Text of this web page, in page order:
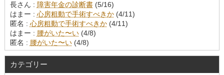
長さん : 障害年金の診断書(5/16)
はまー : 心房粗動で手術すべきか(4/11)
匿名 : 心房粗動で手術すべきか(4/11)
はまー : 腰がいた〜い(4/8)
匿名 : 腰がいた〜い(4/8)
カテゴリー